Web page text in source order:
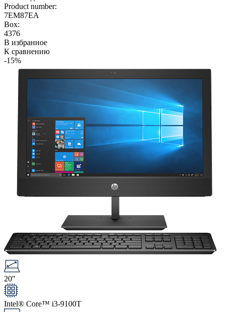
Product number:
7EM87EA
Box:
4376
В избранное
К сравнению
-15%
20"
Intel® Core™ i3-9100T